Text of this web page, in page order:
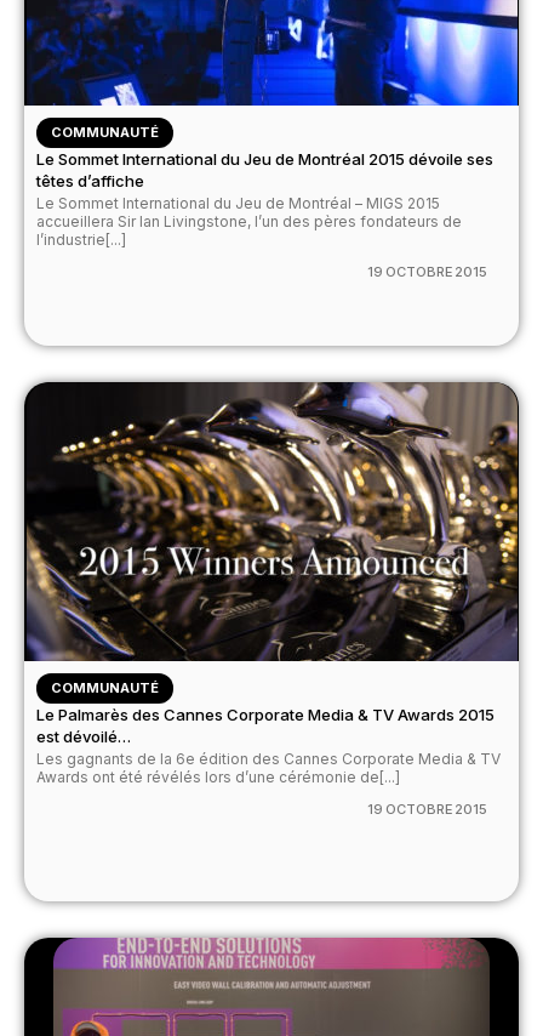
COMMUNAUTÉ
Le Sommet International du Jeu de Montréal 2015 dévoile ses
têtes d’affiche
Le Sommet International du Jeu de Montréal – MIGS 2015
accueillera Sir Ian Livingstone, l’un des pères fondateurs de
l’industrie[...]
19 OCTOBRE 2015
COMMUNAUTÉ
Le Palmarès des Cannes Corporate Media & TV Awards 2015
est dévoilé…
Les gagnants de la 6e édition des Cannes Corporate Media & TV
Awards ont été révélés lors d’une cérémonie de[...]
19 OCTOBRE 2015